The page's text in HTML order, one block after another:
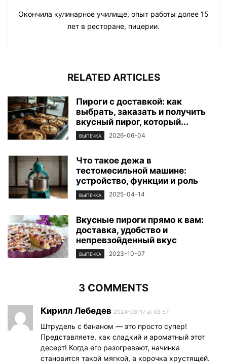
Окончила кулинарное училище, опыт работы долее 15
лет в ресторане, пицерии.
RELATED ARTICLES
Пироги с доставкой: как
выбрать, заказать и получить
вкусный пирог, который...
ВЫПЕЧКА 2026-06-04
Что такое дежа в
тестомесильной машине:
устройство, функции и роль
ВЫПЕЧКА 2025-04-14
Вкусные пироги прямо к вам:
доставка, удобство и
непревзойденный вкус
ВЫПЕЧКА 2023-10-07
3 COMMENTS
Кирилл Лебедев 2024-08-17 at 03:57
Штрудель с бананом — это просто супер!
Представляете, как сладкий и ароматный этот
десерт! Когда его разогревают, начинка
становится такой мягкой, а корочка хрустящей.